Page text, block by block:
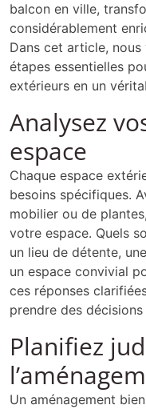
balcon en ville,
considérablement
Dans cet article,
étapes essentielles
extérieurs en un
Analysez
espace
Chaque espace
besoins spécifiques.
mobilier ou de
votre espace. Quels
un lieu de détente,
un espace convivial
ces réponses
prendre des décisions
Planifiez
Un aménagement